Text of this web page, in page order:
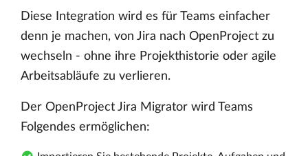
Diese Integration wird es für Teams einfacher
denn je machen, von Jira nach OpenProject zu
wechseln - ohne ihre Projekthistorie oder agile
Arbeitsabläufe zu verlieren.
Der OpenProject Jira Migrator wird Teams
Folgendes ermöglichen: